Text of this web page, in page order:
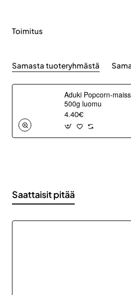
Toimitus
Samasta tuoteryhmästä
Aduki Popcorn-
500g luomu
4.40€
Saattaisit pitää